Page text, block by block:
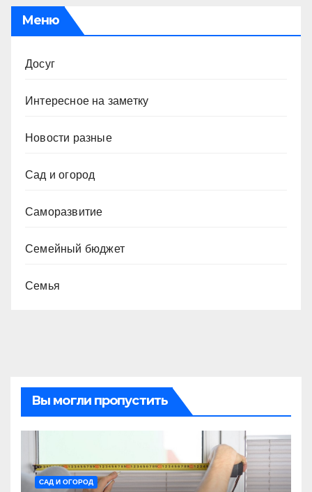
Меню
Досуг
Интересное на заметку
Новости разные
Сад и огород
Саморазвитие
Семейный бюджет
Семья
Вы могли пропустить
САД И ОГОРОД